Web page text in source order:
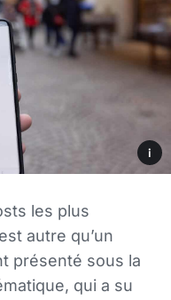
i
les plus
autre qu’un
présenté sous la
qui a su